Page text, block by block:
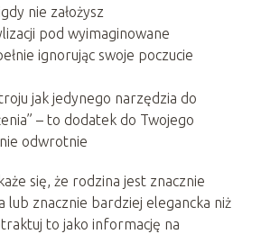
nie założysz
pod wyimaginowane
ignorując swoje poczucie
jak jedynego narzędzia do
– to dodatek do Twojego
odwrotnie
się, że rodzina jest znacznie
lub znacznie bardziej elegancka niż
to jako informację na